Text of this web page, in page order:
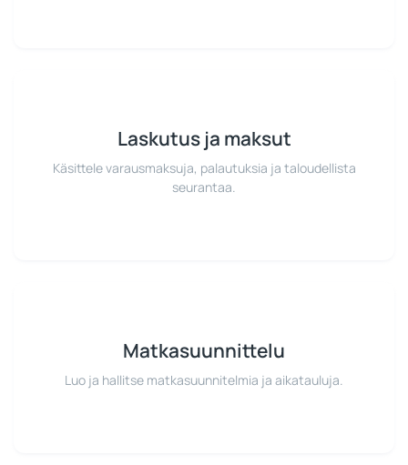
Laskutus ja maksut
Käsittele varausmaksuja, palautuksia ja taloudellista
seurantaa.
Matkasuunnittelu
Luo ja hallitse matkasuunnitelmia ja aikatauluja.